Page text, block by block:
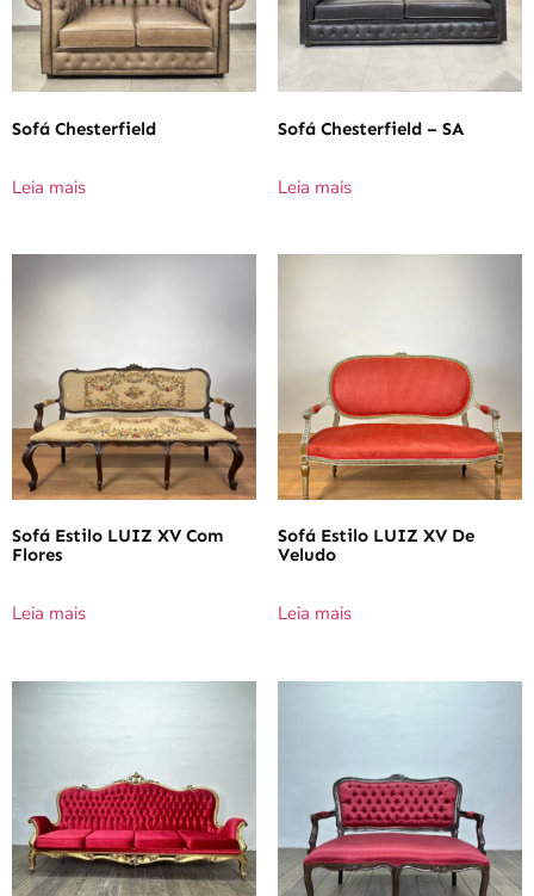
Sofá Chesterfield
Leia mais
Sofá Chesterfield – SA
Leia mais
Sofá Estilo LUIZ XV Com
Flores
Leia mais
Sofá Estilo LUIZ XV De
Veludo
Leia mais